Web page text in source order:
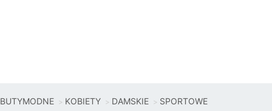
BUTYMODNE KOBIETY DAMSKIE SPORTOWE